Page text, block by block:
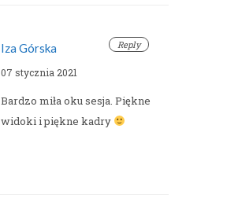
Reply
Iza Górska
07 stycznia 2021
Bardzo miła oku sesja. Piękne
widoki i piękne kadry